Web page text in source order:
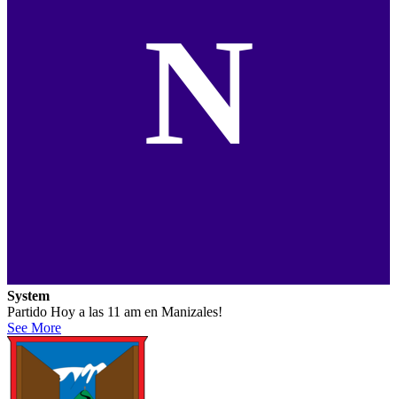
N
System
Partido Hoy a las 11 am en Manizales!
See More